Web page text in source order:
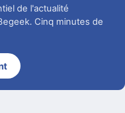
de l'actualité
Cinq minutes de